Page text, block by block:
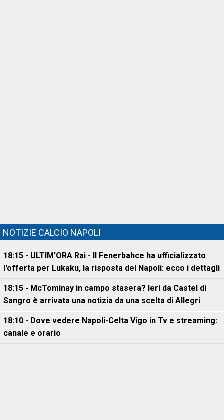
NOTIZIE CALCIO NAPOLI
18:15 - ULTIM'ORA Rai - Il Fenerbahce ha ufficializzato
l'offerta per Lukaku, la risposta del Napoli: ecco i dettagli
18:15 - McTominay in campo stasera? Ieri da Castel di
Sangro è arrivata una notizia da una scelta di Allegri
18:10 - Dove vedere Napoli-Celta Vigo in Tv e streaming:
canale e orario